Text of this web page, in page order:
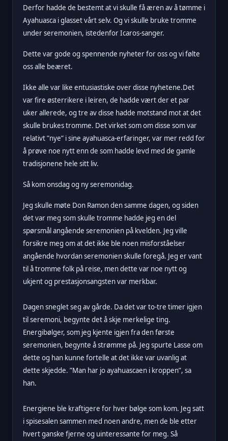
Derfor hadde de bestemt at vi skulle få æren av å tømme i
Ayahuasca i glasset vårt selv. Og vi skulle bruke tromme
under seremonien, istedenfor Icaros-sanger.
Dette var gode og spennende nyheter for oss og vi følte
oss alle beæret.
Ikke alle var like entusiastiske over disse nyhetene.Det
var fire østerrikere i leiren, de hadde vært der et par
uker allerede, og tre av disse hadde motstand mot at det
skulle brukes tromme. Det virket som om disse som var
relativt ”nye” i sine ayahuasca-erfaringer, var mer redd for
å prøve noe nytt enn de som hadde levd med de gamle
tradisjonene hele sitt liv.
Så kom onsdag og ny seremonidag.
Jeg skulle møte Don Ramon den samme dagen, og siden
det var meg som skulle tromme hadde jeg en del
spørsmål angående seremonien på kvelden. Jeg ville
forsikre meg om at det ikke ble noen misforståelser
angående hvordan seremonien skulle foregå. Jeg er vant
til å tromme folk på reise, men dette var noe nytt og
ukjent og prestasjonsangsten var merkbar.
Dagen sneglet seg av gårde. Da det var to-tre timer igjen
til seremoni, begynte det å skje merkelige ting.
Energibølger, som jeg kjente igjen fra den første
seremonien, begynte å strømme på. Jeg spurte Lasse om
dette og han kunne fortelle at det ikke var uvanlig at
dette skjedde. ”Man har jo ayahuascaen i kroppen”, sa
han.
Energiene ble kraftigere for hver bølge som kom. Jeg satt
i spisesalen sammen med noen andre, men de ble etter
hvert ganske fjerne og uinteressante for meg. Så